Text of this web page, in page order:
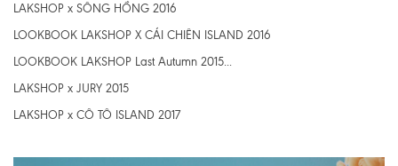
LAKSHOP x SÔNG HỒNG 2016
LOOKBOOK LAKSHOP X CÁI CHIÊN ISLAND 2016
LOOKBOOK LAKSHOP Last Autumn 2015...
LAKSHOP x JURY 2015
LAKSHOP x CÔ TÔ ISLAND 2017